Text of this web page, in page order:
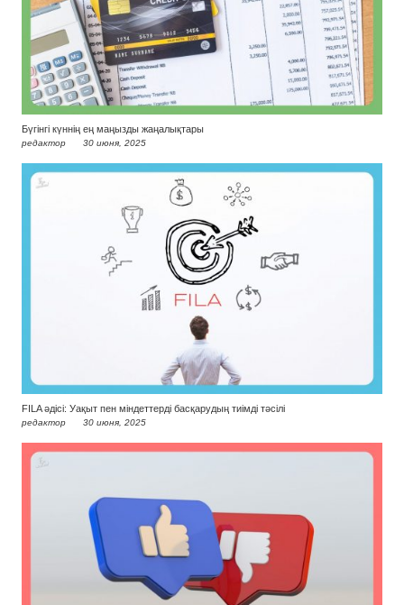
Бүгінгі күннің ең маңызды жаңалықтары
редактор 30 июня, 2025
FILA әдісі: Уақыт пен міндеттерді басқарудың тиімді тәсілі
редактор 30 июня, 2025